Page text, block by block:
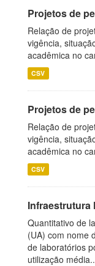
Projetos de
Relação de
vigência,
acadêmica no
CSV
Projetos de
Relação de
vigência,
acadêmica no
CSV
Infraestrutura
Quantitativo de
(UA) com nome
de laboratórios
utilização